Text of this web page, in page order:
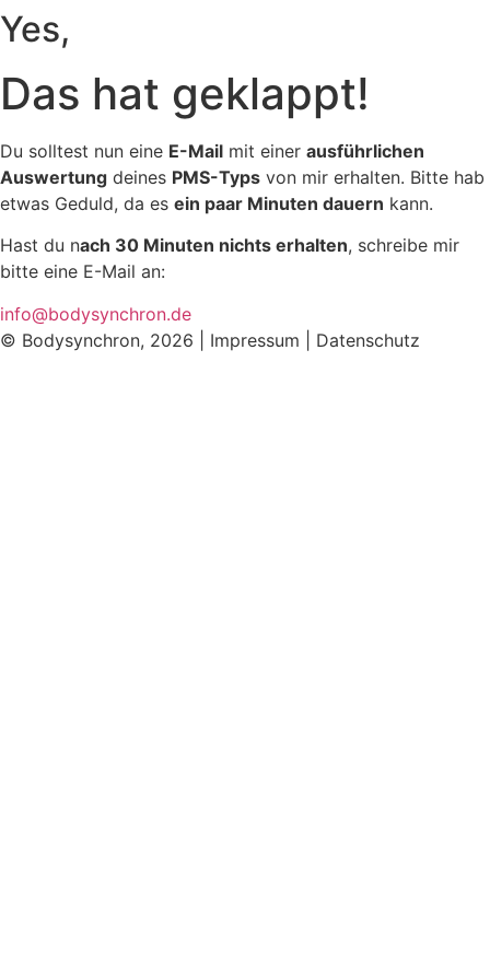
Yes,
Das hat geklappt!
Du solltest nun eine E-Mail mit einer ausführlichen
Auswertung deines PMS-Typs von mir erhalten. Bitte hab
etwas Geduld, da es ein paar Minuten dauern kann.
Hast du nach 30 Minuten nichts erhalten, schreibe mir
bitte eine E-Mail an:
info@bodysynchron.de
© Bodysynchron, 2026 | Impressum Datenschutz